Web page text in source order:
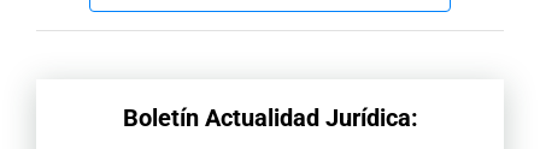
Boletín Actualidad Jurídica: